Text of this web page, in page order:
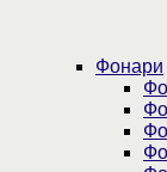
Фонари